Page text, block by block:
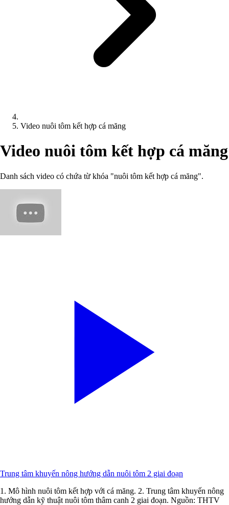
Video nuôi tôm kết hợp cá măng
Video nuôi tôm kết hợp cá măng
Danh sách video có chứa từ khóa "nuôi tôm kết hợp cá măng".
Trung tâm khuyến nông hướng dẫn nuôi tôm 2 giai đoạn
1. Mô hình nuôi tôm kết hợp với cá măng. 2. Trung tâm khuyến nông
hướng dẫn kỹ thuật nuôi tôm thâm canh 2 giai đoạn. Nguồn: THTV